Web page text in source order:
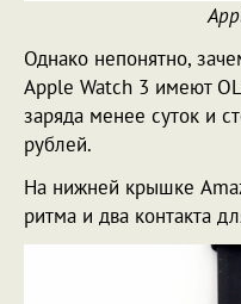
Однако непонятно,
Apple Watch 3 имеют
заряда менее суток и
рублей.
На нижней крышке
ритма и два контакта